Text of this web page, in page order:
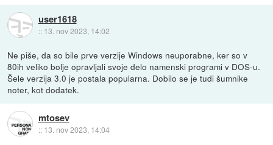
user1618
:: 13. nov 2023, 14:02
Ne piše, da so bile prve verzije Windows neuporabne, ker so v
80ih veliko bolje opravljali svoje delo namenski programi v DOS-u.
Šele verzija 3.0 je postala popularna. Dobilo se je tudi šumnike
noter, kot dodatek.
mtosev
:: 13. nov 2023, 14:04